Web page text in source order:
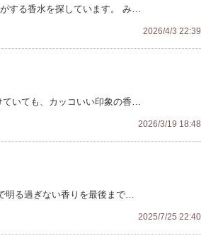
する香水を探しています。 み…
2026/4/3 22:39
ていても、カッコいい印象の香…
2026/3/19 18:48
明る過ぎない香りを最後まで…
2025/7/25 22:40